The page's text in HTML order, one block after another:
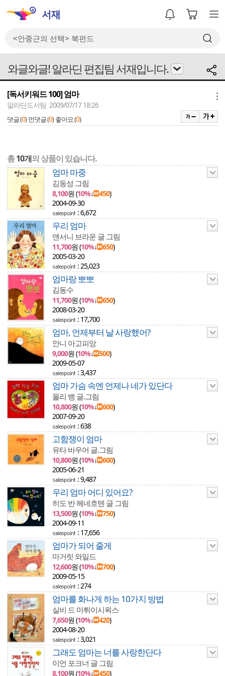
와글와글! 알라딘 편집팀 서재입니다.
[독서키워드 100] 엄마
알라딘도서팀 2009/07/17 18:26
댓글 (0) 먼댓글 (0) 좋아요 (0)
총10개의 상품이 있습니다.
엄마 마중
김동성 그림
8,100원 (10%↓ 450)
2004-09-30
: 6,672
우리 엄마
앤서니 브라운 글 그림
11,700원 (10%↓ 650)
2005-03-20
: 25,023
엄마랑 뽀뽀
김동수
11,700원 (10%↓ 650)
2008-03-20
: 17,700
엄마, 언제부터 날 사랑했어?
안니 아고피앙
9,000원 (10%↓ 500)
2009-05-07
: 3,437
엄마 가슴 속엔 언제나 네가 있단다
몰리 뱅 글.그림
10,800원 (10%↓ 600)
2007-09-20
: 638
고함쟁이 엄마
유타 바우어 글.그림
10,800원 (10%↓ 600)
2005-06-21
: 9,487
우리 엄마 어디 있어요?
히도 반 헤네흐텐 글 그림
13,500원 (10%↓ 750)
2004-09-11
: 17,656
엄마가 되어 줄게
마거릿 와일드
12,600원 (10%↓ 700)
2009-05-15
: 274
엄마를 화나게 하는 10가지 방법
실비 드 마튀이시왹스
7,650원 (10%↓ 420)
2004-08-20
: 3,021
그래도 엄마는 너를 사랑한단다
이언 포크너 글 그림
8,100원 (10%↓ 450)